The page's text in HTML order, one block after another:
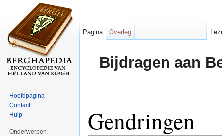
Bijdragen aan
Gendringen
Pagina Overleg
Hoofdpagina
Contact
Hulp
Onderwerpen